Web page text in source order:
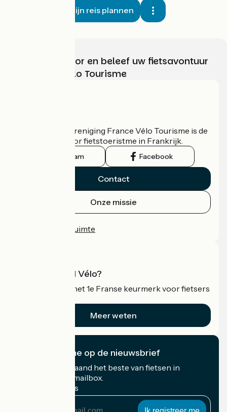
Mijn reis plannen
Kies, bereid voor en beleef uw fietsavontuur
met France Vélo Tourisme
De nationale vereniging France Vélo Tourisme is de
officiële gids voor fietstoeristme in Frankrijk.
Instagram Facebook
Contact
Onze missie
Professionele ruimte
Wat is Accueil Vélo?
Accueil Vélo is het 1e Franse keurmerk voor fietsers
Meer weten
Ik abonneer me op de nieuwsbrief
Ontvang elke maand het beste van fietsen in
Frankrijk in uw mailbox.
Mijn e-mailadres